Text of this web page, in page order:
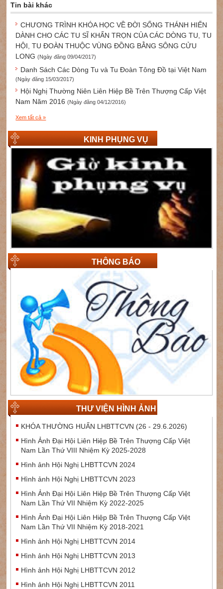
Tin bài khác
CHƯƠNG TRÌNH KHÓA HỌC VỀ ĐỜI SỐNG THÁNH HIẾN
DÀNH CHO CÁC TU SĨ KHẤN TRỌN CỦA CÁC DÒNG TU, TU
HỘI, TU ĐOÀN THUỘC VÙNG ĐỒNG BẰNG SÔNG CỬU
LONG(Ngày đăng 09/04/2017)
Danh Sách Các Dòng Tu và Tu Đoàn Tông Đồ tại Việt Nam
(Ngày đăng 15/03/2017)
Hội Nghị Thường Niên Liên Hiệp Bề Trên Thượng Cấp Việt
Nam Năm 2016(Ngày đăng 04/12/2016)
Xem tất cả »
KINH PHỤNG VỤ
THÔNG BÁO
THƯ VIỆN HÌNH ẢNH
KHÓA THƯỜNG HUẤN LHBTTCVN (26 - 29.6.2026)
Hình Ảnh Đại Hội Liên Hiệp Bề Trên Thượng Cấp Việt
Nam Lần Thứ VIII Nhiệm Kỳ 2025-2028
Hình ảnh Hội Nghị LHBTTCVN 2024
Hình ảnh Hội Nghị LHBTTCVN 2023
Hình Ảnh Đại Hội Liên Hiệp Bề Trên Thượng Cấp Việt
Nam Lần Thứ VII Nhiệm Kỳ 2022-2025
Hình Ảnh Đại Hội Liên Hiệp Bề Trên Thượng Cấp Việt
Nam Lần Thứ VII Nhiệm Kỳ 2018-2021
Hình ảnh Hội Nghị LHBTTCVN 2014
Hình ảnh Hội Nghị LHBTTCVN 2013
Hình ảnh Hội Nghị LHBTTCVN 2012
Hình ảnh Hội Nghị LHBTTCVN 2011